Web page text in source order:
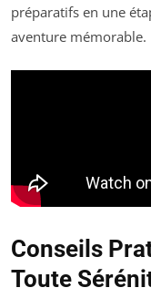
préparatifs en une
aventure mémorable.
Conseils
Toute